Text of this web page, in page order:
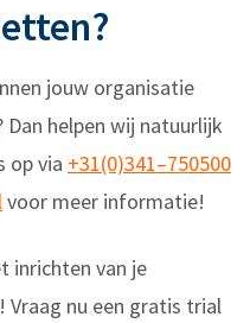
jouw organisatie
helpen wij natuurlijk
op via +31(0)341–750500
voor meer informatie!
inrichten van je
Vraag nu een gratis trial